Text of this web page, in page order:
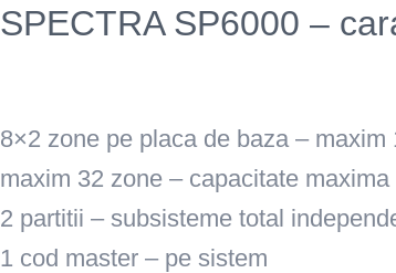
SPECTRA SP6000 –
8×2 zone pe placa de baza –
maxim 32 zone – capacitate
2 partitii – subsisteme total
1 cod master – pe sistem